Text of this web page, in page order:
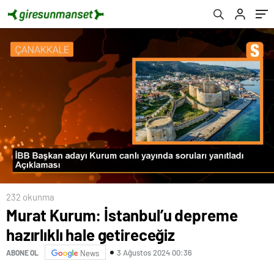
232 okunma
Murat Kurum: İstanbul’u depreme
hazırlıklı hale getireceğiz
ABONE OL News 3 Ağustos 2024 00:36